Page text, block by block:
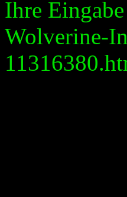
Ihre
Wolverine-